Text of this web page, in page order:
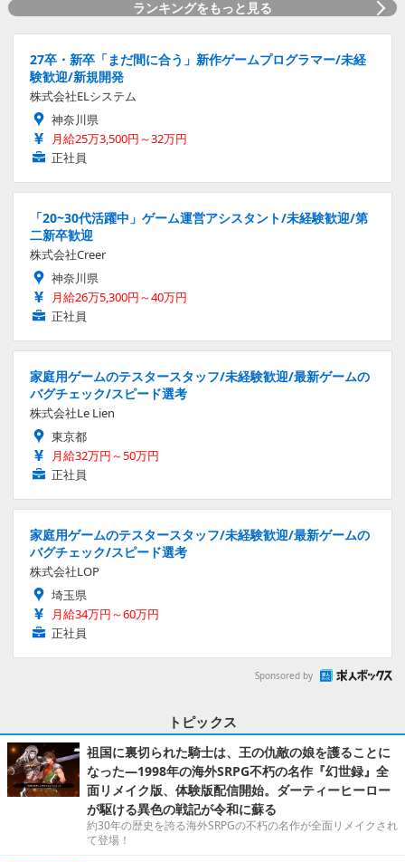
ランキングをもっと見る
27卒・新卒「まだ間に合う」新作ゲームプログラマー/未経
験歓迎/新規開発
株式会社ELシステム
神奈川県
月給25万3,500円～32万円
正社員
「20~30代活躍中」ゲーム運営アシスタント/未経験歓迎/第
二新卒歓迎
株式会社Creer
神奈川県
月給26万5,300円～40万円
正社員
家庭用ゲームのテスタースタッフ/未経験歓迎/最新ゲームの
バグチェック/スピード選考
株式会社Le Lien
東京都
月給32万円～50万円
正社員
家庭用ゲームのテスタースタッフ/未経験歓迎/最新ゲームの
バグチェック/スピード選考
株式会社LOP
埼玉県
月給34万円～60万円
正社員
Sponsored by
トピックス
祖国に裏切られた騎士は、王の仇敵の娘を護ることに
なった―1998年の海外SRPG不朽の名作『幻世録』全
面リメイク版、体験版配信開始。ダーティーヒーロー
が駆ける異色の戦記が令和に蘇る
約30年の歴史を誇る海外SRPGの不朽の名作が全面リメイクされ
て登場！